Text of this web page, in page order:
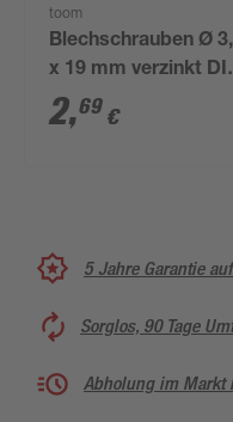
toom
Blechschrauben Ø
x 19 mm verzinkt
7981 10 Stück
2,69 €
5 Jahre Garantie
Sorglos, 90 Tage
Abholung im Markt